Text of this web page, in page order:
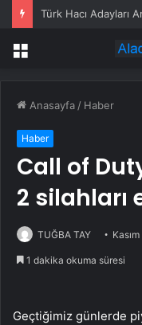
Türk Hacı Adayları
Menü
Anasayfa / Haber
Haber
Call of
2 silahları
TUĞBA TAY
1 dakika okuma süresi
Geçtiğimiz günlerde